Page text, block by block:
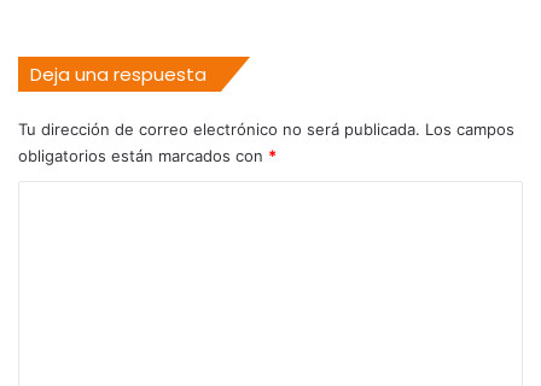
Deja una respuesta
Tu dirección de correo electrónico no será publicada. Los campos
obligatorios están marcados con *